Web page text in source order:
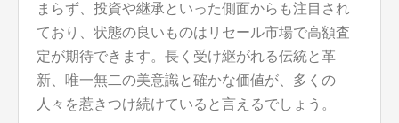
まらず、投資や継承といった側面からも注目され
ており、状態の良いものはリセール市場で高額査
定が期待できます。長く受け継がれる伝統と革
新、唯一無二の美意識と確かな価値が、多くの
人々を惹きつけ続けていると言えるでしょう。